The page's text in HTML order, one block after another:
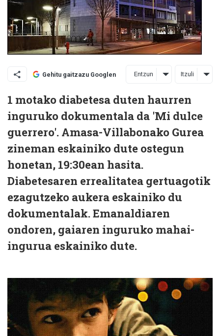
Gehitu gaitzazu Googlen Entzun Itzuli
1 motako diabetesa duten haurren
inguruko dokumentala da 'Mi dulce
guerrero'. Amasa-Villabonako Gurea
zineman eskainiko dute ostegun
honetan, 19:30ean hasita.
Diabetesaren errealitatea gertuagotik
ezagutzeko aukera eskainiko du
dokumentalak. Emanaldiaren
ondoren, gaiaren inguruko mahai-
ingurua eskainiko dute.